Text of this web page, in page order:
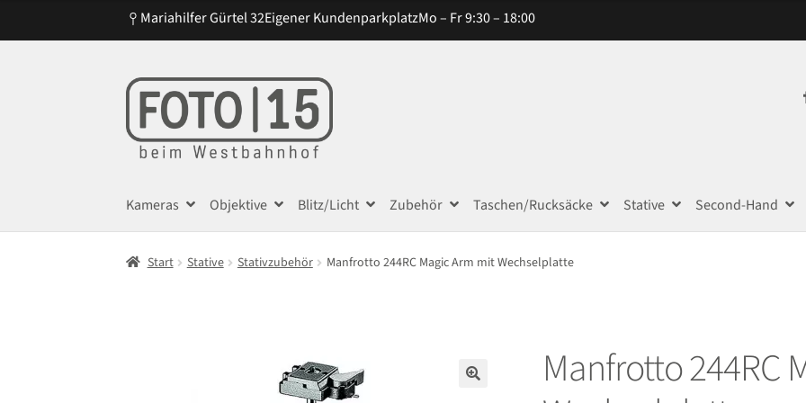
Mariahilfer Gürtel 32Eigener KundenparkplatzMo – Fr 9:30 – 18:00
Zur
Navigation
springen
Zum
Inhalt
springen
Kameras Objektive Blitz/Licht Zubehör Taschen/Rucksäcke Stative Second-Hand
Start Stative Stativzubehör Manfrotto 244RC Magic Arm mit Wechselplatte
Manfrotto 244RC